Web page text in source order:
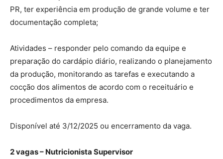
PR, ter experiência em produção de grande volume e ter
documentação completa;
Atividades – responder pelo comando da equipe e
preparação do cardápio diário, realizando o planejamento
da produção, monitorando as tarefas e executando a
cocção dos alimentos de acordo com o receituário e
procedimentos da empresa.
Disponível até 3/12/2025 ou encerramento da vaga.
2 vagas – Nutricionista Supervisor